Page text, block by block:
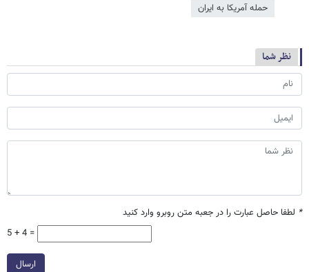
حمله آمریکا به ایران
نظر شما
* لطفا حاصل عبارت را در جعبه متن روبرو وارد کنید
5 + 4 =
ارسال